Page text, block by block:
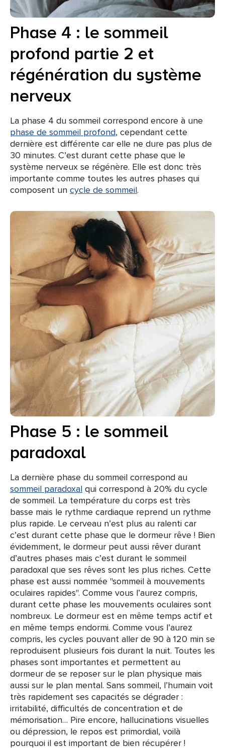
Phase 4 : le sommeil
profond partie 2 et
régénération du système
nerveux
La phase 4 du sommeil correspond encore à une
phase de sommeil profond, cependant cette
dernière est différente car elle ne dure pas plus de
30 minutes. C’est durant cette phase que le
système nerveux se régénère. Elle est donc très
importante comme toutes les autres phases qui
composent un cycle de sommeil.
Phase 5 : le sommeil
paradoxal
La dernière phase du sommeil correspond au
sommeil paradoxal qui correspond à 20% du cycle
de sommeil. La température du corps est très
basse mais le rythme cardiaque reprend un rythme
plus rapide. Le cerveau n’est plus au ralenti car
c’est durant cette phase que le dormeur rêve ! Bien
évidemment, le dormeur peut aussi rêver durant
d’autres phases mais c’est durant le sommeil
paradoxal que ses rêves sont les plus riches. Cette
phase est aussi nommée "sommeil à mouvements
oculaires rapides". Comme vous l’aurez compris,
durant cette phase les mouvements oculaires sont
nombreux. Le dormeur est en même temps actif et
en même temps endormi. Comme vous l’aurez
compris, les cycles pouvant aller de 90 à 120 min se
reproduisent plusieurs fois durant la nuit. Toutes les
phases sont importantes et permettent au
dormeur de se reposer sur le plan physique mais
aussi sur le plan mental. Sans sommeil, l’humain voit
très rapidement ses capacités se dégrader :
irritabilité, difficultés de concentration et de
mémorisation… Pire encore, hallucinations visuelles
ou dépression, le repos est primordial, voilà
pourquoi il est important de bien récupérer !